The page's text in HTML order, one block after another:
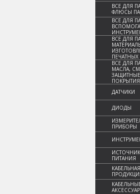
ВСЕ ДЛЯ
ФЛЮСЫ
ВСЕ ДЛЯ
ВСЕ ДЛЯ
ПЕЧАТНЫХ
ВСЕ ДЛЯ
МАСЛА,
ЗАЩИТНЫЕ
ПОКРЫТИЯ
ДАТЧИКИ
ДИОДЫ
ПРИБОРЫ
ПИТАНИЯ
КАБЕЛЬНАЯ